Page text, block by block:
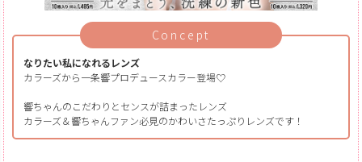
Concept
なりたい私になれるレンズ
カラーズから一条響プロデュースカラー登場♡
響ちゃんのこだわりとセンスが詰まったレンズ
カラーズ＆響ちゃんファン必見のかわいさたっぷりレンズです！